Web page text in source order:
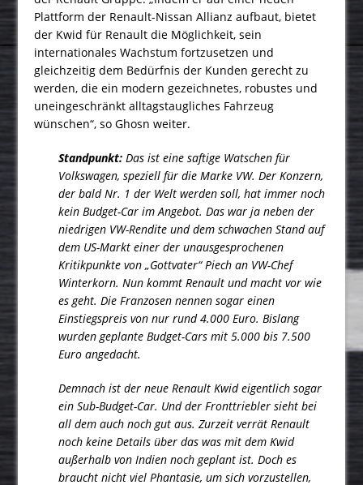
Plattform der Renault-Nissan Allianz aufbaut, bietet
der Kwid für Renault die Möglichkeit, sein
internationales Wachstum fortzusetzen und
gleichzeitig dem Bedürfnis der Kunden gerecht zu
werden, die ein modern gezeichnetes, robustes und
uneingeschränkt alltagstaug­liches Fahrzeug
wünschen“, so Ghosn weiter.
Standpunkt: Das ist eine saftige Watschen für
Volkswagen, speziell für die Marke VW. Der Konzern,
der bald Nr. 1 der Welt werden soll, hat immer noch
kein Budget-Car im Angebot. Das war ja neben der
niedrigen VW-Rendite und dem schwachen Stand auf
dem US-Markt einer der unausgesprochenen
Kritikpunkte von „Gottvater“ Piech an VW-Chef
Winterkorn. Nun kommt Renault und macht vor wie
es geht. Die Franzosen nennen sogar einen
Einstiegspreis von nur rund 4.000 Euro. Bislang
wurden geplante Budget-Cars mit 5.000 bis 7.500
Euro angedacht.
Demnach ist der neue Renault Kwid eigentlich sogar
ein Sub-Budget-Car. Und der Fronttriebler sieht bei
all dem auch noch gut aus. Zurzeit verrät Renault
noch keine Details über das was mit dem Kwid
außerhalb von Indien noch geplant ist. Doch es
braucht nicht viel Phantasie, um sich vorzustellen,